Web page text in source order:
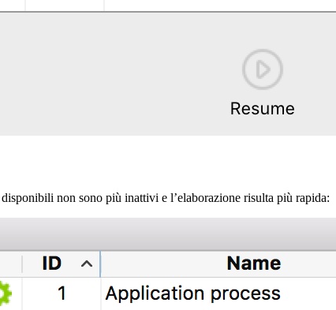
non sono più inattivi e l’elaborazione risulta più rapida: